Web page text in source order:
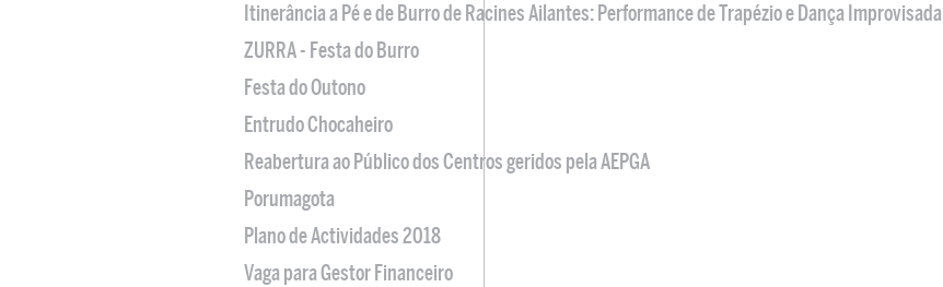
Itinerância a Pé e de Burro de Racines Ailantes: Performance de Trapézio e Dança Improvisada
ZURRA - Festa do Burro
Festa do Outono
Entrudo Chocaheiro
Reabertura ao Público dos Centros geridos pela AEPGA
Porumagota
Plano de Actividades 2018
Vaga para Gestor Financeiro